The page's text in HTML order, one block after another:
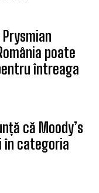
poate
întreaga
că Moody’s
în categoria